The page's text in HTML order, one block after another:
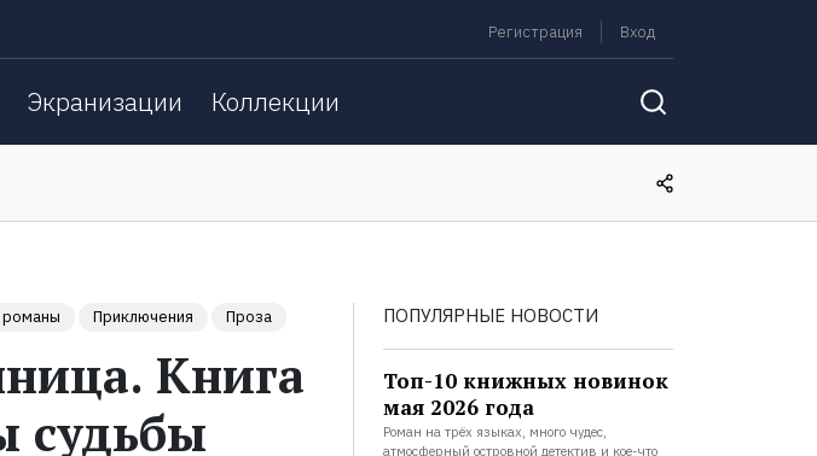
Регистрация Вход
Экранизации Коллекции
Приключения Проза
Книга
судьбы
ПОПУЛЯРНЫЕ НОВОСТИ
Топ-10 книжных новинок
мая 2026 года
Роман на трёх языках, много чудес,
атмосферный островной детектив и кое-что